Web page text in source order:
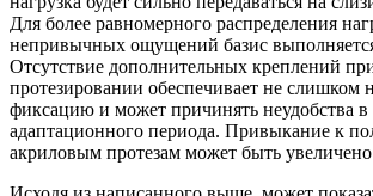
Для более равномерного распределения
непривычных ощущений базис
Отсутствие дополнительных креплений
протезировании обеспечивает не слишком
фиксацию и может причинять неудобства в
адаптационного периода. Привыкание к
акриловым протезам может быть